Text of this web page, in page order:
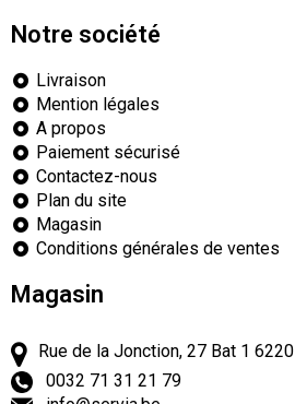
Notre société
Livraison
Mention légales
A propos
Paiement sécurisé
Contactez-nous
Plan du site
Magasin
Conditions générales de ventes
Magasin
Rue de la Jonction, 27 Bat 1 6220
0032 71 31 21 79